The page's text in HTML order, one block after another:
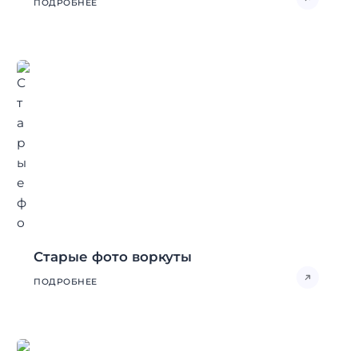
ПОДРОБНЕЕ
Старые фото воркуты
ПОДРОБНЕЕ